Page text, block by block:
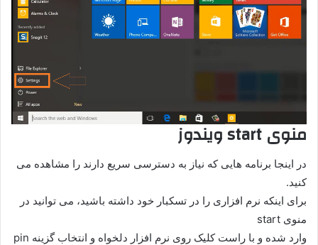
منوی start ویندوز
در اینجا برنامه هایی که نیاز به دسترسی سریع دارند را مشاهده می
کنید.
برای اینکه نرم افزاری را در تسکبار خود داشته باشید، می توانید در
منوی start
وارد شده و با راست کلیک روی نرم افزار دلخواه و انتخاب گزینه pin